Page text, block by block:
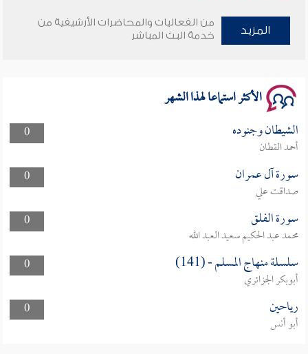
المزيد
من الفعاليات والمحاضرات الأرشيفية من
خدمة البث المباشر
الأكثر استماعا لهذا الشهر
0 الشيطان وجنوده
أحمد القطان
0
سورة آل عمران
صداقت علي
0
سورة الفلق
محمد عبد الحكيم سعيد العبد الله
0
سلسلة منهاج المسلم - (141)
أبوبكر الجزائري
0
رياحين
أبو أنس